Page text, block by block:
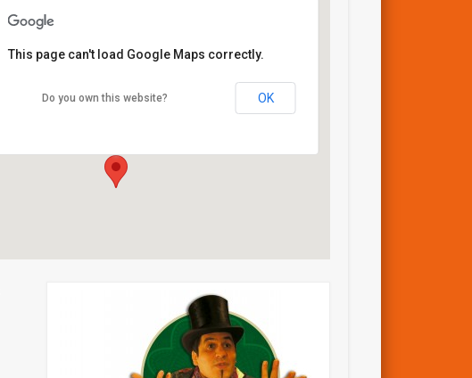
Chapelle St Jean
This page can't load Google Maps correctly.
Do you own this website? OK